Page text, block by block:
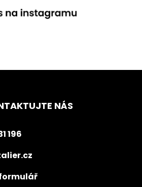
NÁS
196